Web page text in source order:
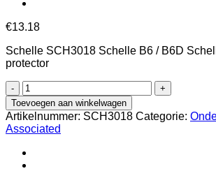
€13.18
Schelle SCH3018 Schelle B6 / B6D
protector
Schelle
B6
/
B6D
Schelle
Chassis
protector
Toevoegen aan winkelwagen
Artikelnummer: SCH3018 Categorie:
Associated